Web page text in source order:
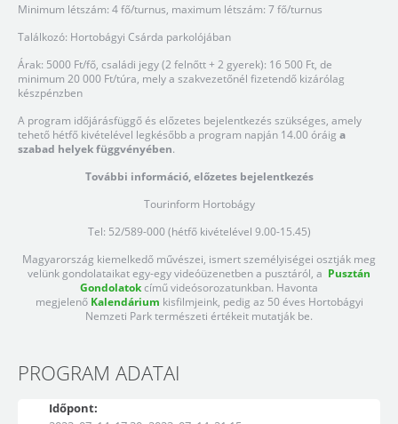
Minimum létszám: 4 fő/turnus, maximum létszám: 7 fő/turnus
Találkozó: Hortobágyi Csárda parkolójában
Árak: 5000 Ft/fő, családi jegy (2 felnőtt + 2 gyerek): 16 500 Ft, de
minimum 20 000 Ft/túra, mely a szakvezetőnél fizetendő kizárólag
készpénzben
A program időjárásfüggő és előzetes bejelentkezés szükséges, amely
tehető hétfő kivételével legkésőbb a program napján 14.00 óráig a
szabad helyek függvényében.
További információ, előzetes bejelentkezés
Tourinform Hortobágy
Tel: 52/589-000 (hétfő kivételével 9.00-15.45)
Magyarország kiemelkedő művészei, ismert személyiségei osztják meg
velünk gondolataikat egy-egy videóüzenetben a pusztáról, a Pusztán
Gondolatokcímű videósorozatunkban. Havonta
megjelenő Kalendárium kisfilmjeink, pedig az 50 éves Hortobágyi
Nemzeti Park természeti értékeit mutatják be.
PROGRAM ADATAI
Időpont: